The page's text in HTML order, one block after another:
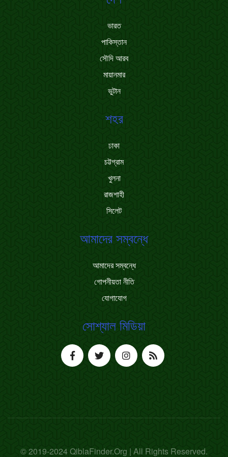
ভারত
পাকিস্তান
সৌদি আরব
মায়ানমার
ভুটান
শহর
ঢাকা
চট্টগ্রাম
খুলনা
রাজশাহী
সিলেট
আমাদের সম্বন্ধে
আমাদের সম্বন্ধে
গোপনীয়তা নীতি
যোগাযোগ
সোশ্যাল মিডিয়া
© 2019-2024 QiblaFinder.Org | All Rights Reserved.